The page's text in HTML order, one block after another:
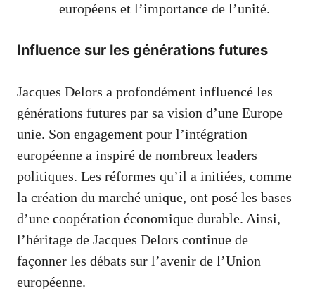
européens et l’importance de l’unité.
Influence sur les générations futures
Jacques Delors a profondément influencé les
générations futures par sa vision d’une Europe
unie. Son engagement pour l’intégration
européenne a inspiré de nombreux leaders
politiques. Les réformes qu’il a initiées, comme
la création du marché unique, ont posé les bases
d’une coopération économique durable. Ainsi,
l’héritage de Jacques Delors continue de
façonner les débats sur l’avenir de l’Union
européenne.